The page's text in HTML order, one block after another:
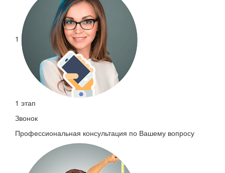
1
1 этап
Звонок
Профессиональная консультация по Вашему вопросу